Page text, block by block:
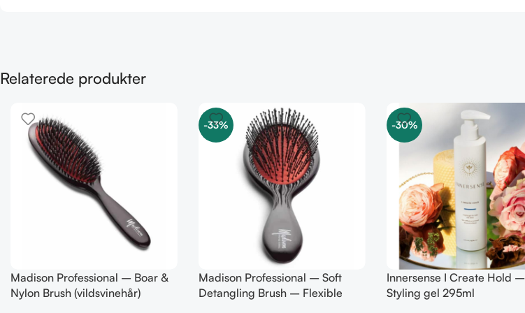
Relaterede produkter
Madison Professional – Boar &
Nylon Brush (vildsvinehår)
-33%
Madison Professional – Soft
Detangling Brush – Flexible
-30%
Innersense I Create Hold –
Styling gel 295ml